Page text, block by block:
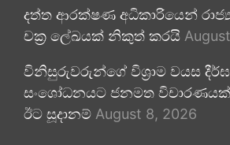
දත්ත ආරක්ෂණ අධිකාරියෙන්
චක්‍ර ලේඛයක් නිකුත් කරයි
විනිසුරුවරුන්ගේ විශ්‍රාම වයස
සංශෝධනයට ජනමත
ඊට සූදානම් August 8, 2026